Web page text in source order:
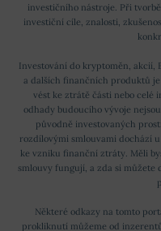
investičního nástroje. Při
investiční cíle, znalosti,
Investování do kryptoměn, akcií,
a dalších finančních produktů
vést ke ztrátě části nebo celé
odhady budoucího vývoje
původně investovaných
rozdílovými smlouvami dochází
ke vzniku finanční ztráty. Měli
smlouvy fungují, a zda si
Některé odkazy na tomto
prokliknutí můžeme od